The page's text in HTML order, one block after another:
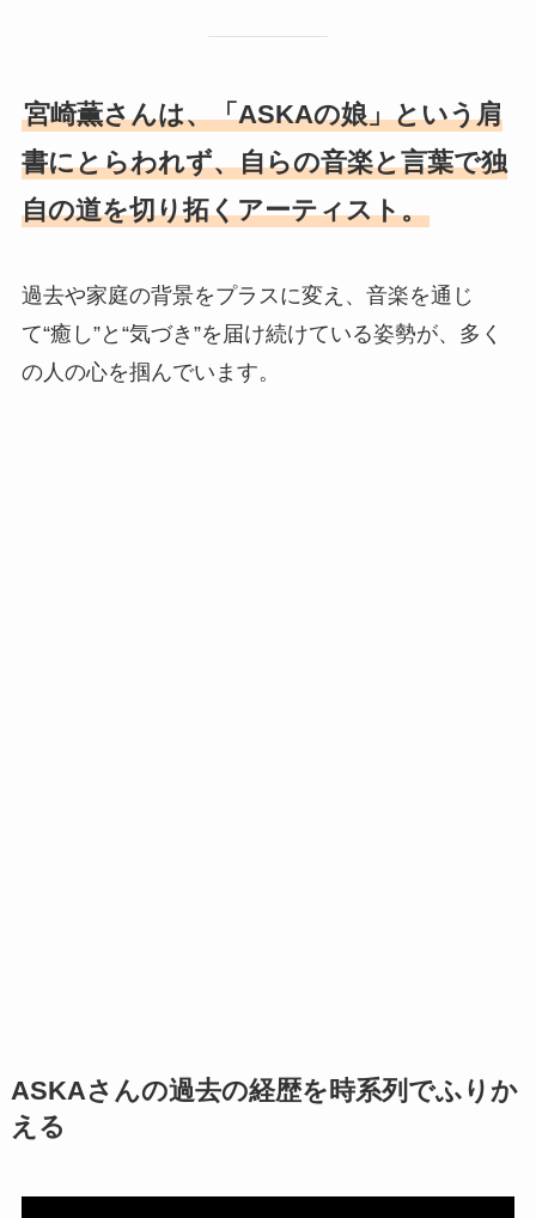
宮崎薫さんは、「ASKAの娘」という肩
書にとらわれず、自らの音楽と言葉で独
自の道を切り拓くアーティスト。
過去や家庭の背景をプラスに変え、音楽を通じ
て“癒し”と“気づき”を届け続けている姿勢が、多く
の人の心を掴んでいます。
ASKAさんの過去の経歴を時系列でふりか
える